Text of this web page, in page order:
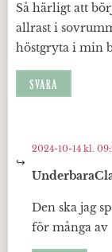
Så härligt att
allrast i
höstgryta i min
SVARA
2024-10-14 kl.
Den ska jag
för många av